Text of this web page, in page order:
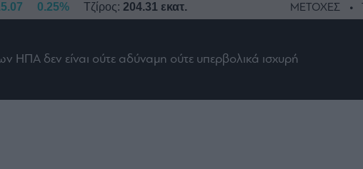
0.25% Τζίρος: 204.31 εκατ. ΜΕΤΟΧΕΣ
ΗΠΑ δεν είναι ούτε αδύναμη ούτε υπερβολικά ισχυρή